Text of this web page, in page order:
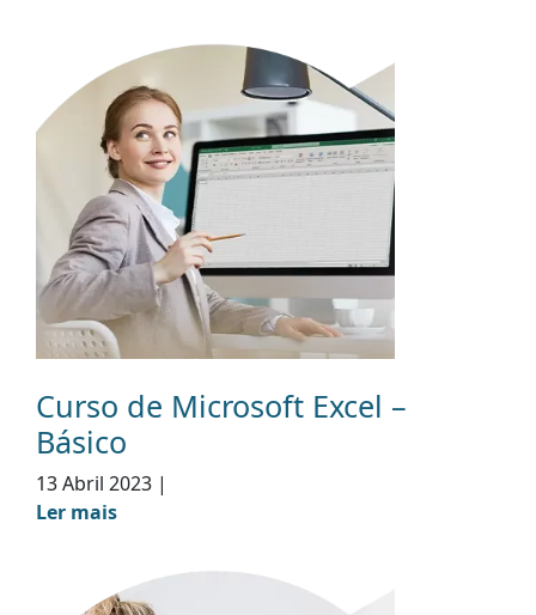
Curso de Microsoft Excel –
Básico
13 Abril 2023 |
Ler mais